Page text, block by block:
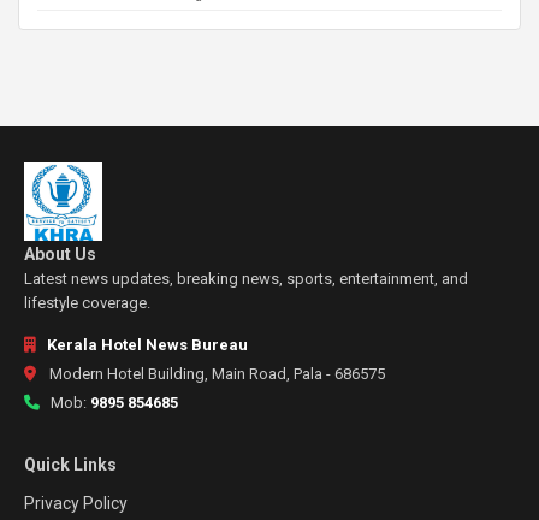
About Us
Latest news updates, breaking news, sports, entertainment, and
lifestyle coverage.
Kerala Hotel News Bureau
Modern Hotel Building, Main Road, Pala - 686575
Mob: 9895 854685
Quick Links
Privacy Policy